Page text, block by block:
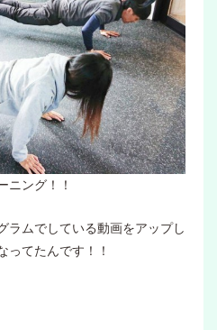
ニング！！
ラムでしている動画をアップし
ってたんです！！